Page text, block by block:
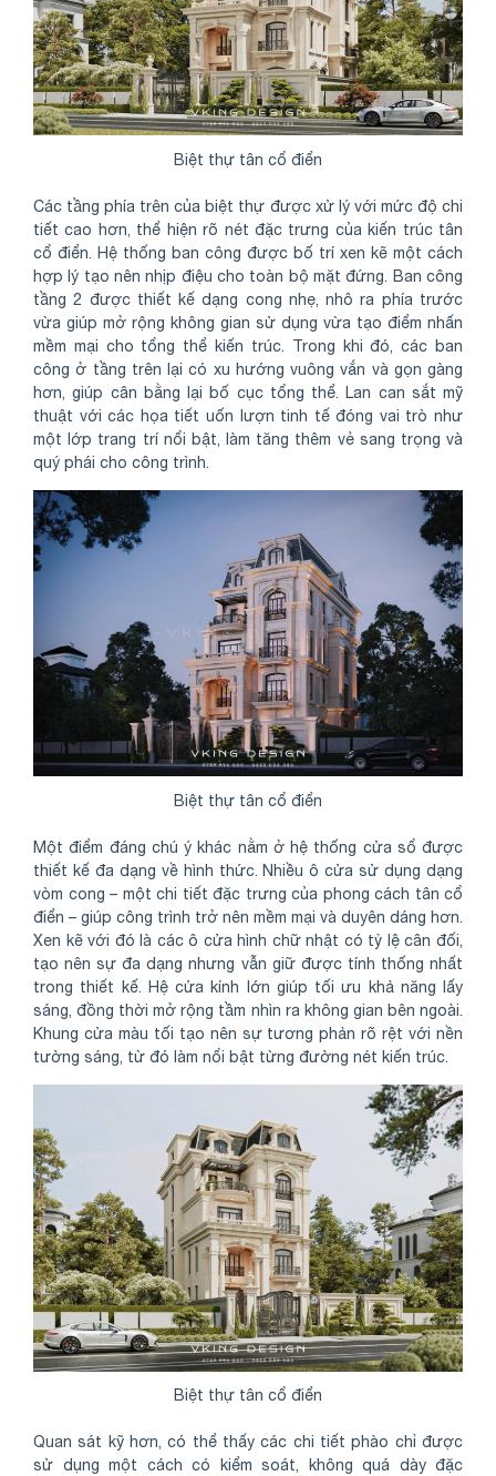
Biệt thự tân cổ điển
Các tầng phía trên của biệt thự được xử lý với mức độ chi
tiết cao hơn, thể hiện rõ nét đặc trưng của kiến trúc tân
cổ điển. Hệ thống ban công được bố trí xen kẽ một cách
hợp lý tạo nên nhịp điệu cho toàn bộ mặt đứng. Ban công
tầng 2 được thiết kế dạng cong nhẹ, nhô ra phía trước
vừa giúp mở rộng không gian sử dụng vừa tạo điểm nhấn
mềm mại cho tổng thể kiến trúc. Trong khi đó, các ban
công ở tầng trên lại có xu hướng vuông vắn và gọn gàng
hơn, giúp cân bằng lại bố cục tổng thể. Lan can sắt mỹ
thuật với các họa tiết uốn lượn tinh tế đóng vai trò như
một lớp trang trí nổi bật, làm tăng thêm vẻ sang trọng và
quý phái cho công trình.
Biệt thự tân cổ điển
Một điểm đáng chú ý khác nằm ở hệ thống cửa sổ được
thiết kế đa dạng về hình thức. Nhiều ô cửa sử dụng dạng
vòm cong – một chi tiết đặc trưng của phong cách tân cổ
điển – giúp công trình trở nên mềm mại và duyên dáng hơn.
Xen kẽ với đó là các ô cửa hình chữ nhật có tỷ lệ cân đối,
tạo nên sự đa dạng nhưng vẫn giữ được tính thống nhất
trong thiết kế. Hệ cửa kính lớn giúp tối ưu khả năng lấy
sáng, đồng thời mở rộng tầm nhìn ra không gian bên ngoài.
Khung cửa màu tối tạo nên sự tương phản rõ rệt với nền
tường sáng, từ đó làm nổi bật từng đường nét kiến trúc.
Biệt thự tân cổ điển
Quan sát kỹ hơn, có thể thấy các chi tiết phào chỉ được
sử dụng một cách có kiểm soát, không quá dày đặc